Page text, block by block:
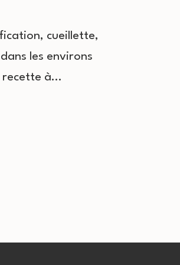
cueillette,
les environs
recette à…